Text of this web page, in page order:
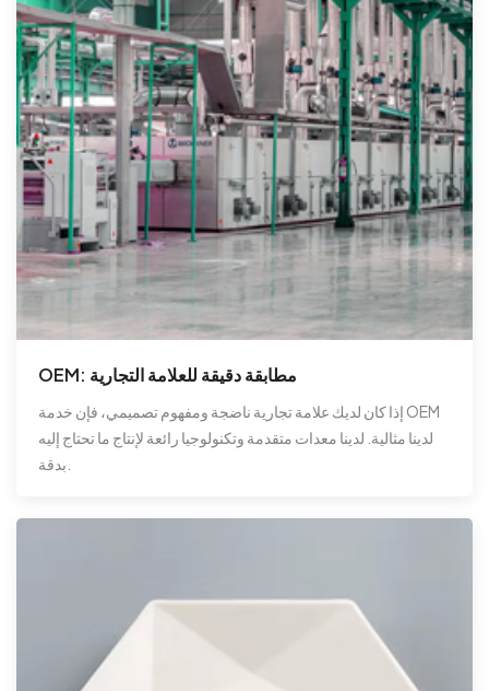
OEM: مطابقة دقيقة للعلامة التجارية
إذا كان لديك علامة تجارية ناضجة ومفهوم تصميمي، فإن خدمة OEM
لدينا مثالية. لدينا معدات متقدمة وتكنولوجيا رائعة لإنتاج ما تحتاج إليه